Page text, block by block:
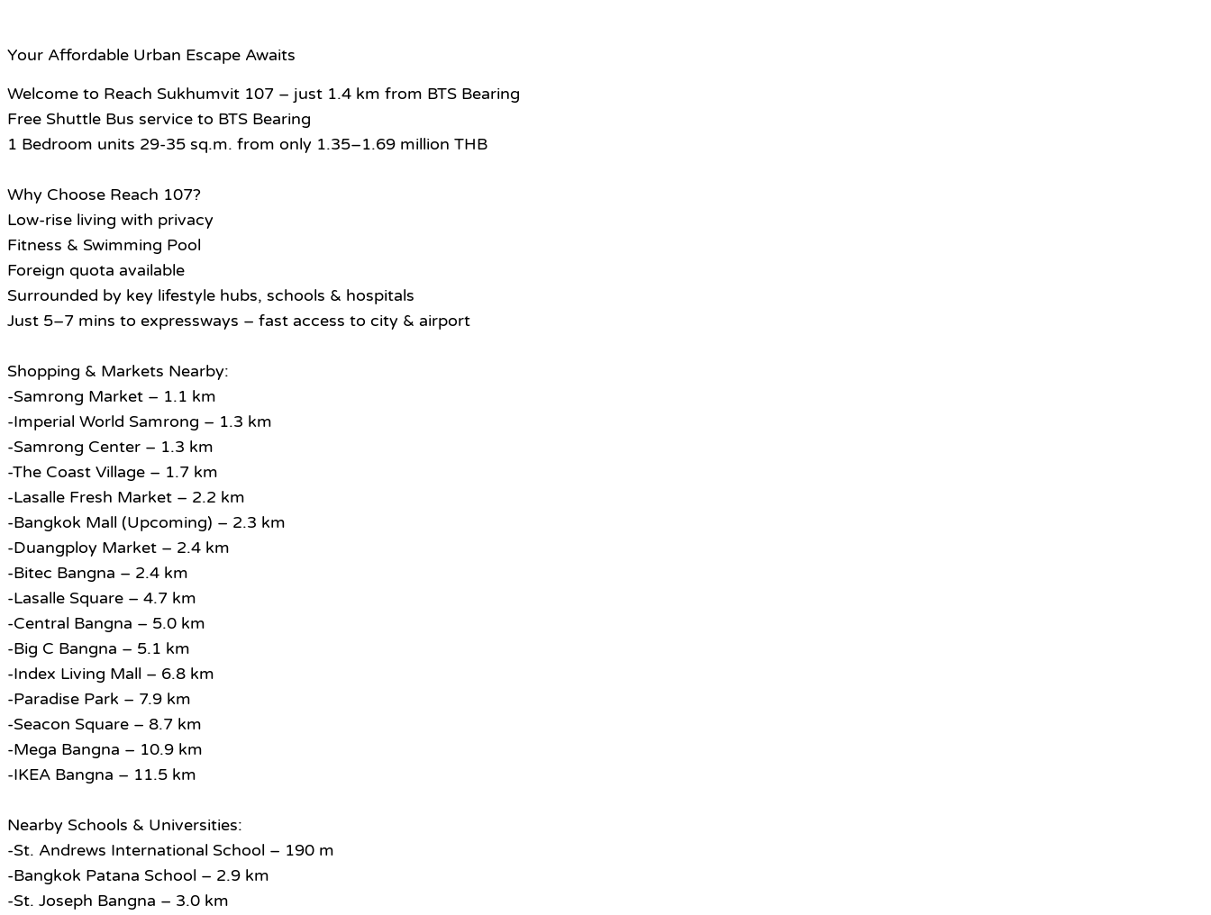
Your Affordable Urban Escape Awaits
Welcome to Reach Sukhumvit 107 – just 1.4 km from BTS Bearing
Free Shuttle Bus service to BTS Bearing
1 Bedroom units 29-35 sq.m. from only 1.35–1.69 million THB
Why Choose Reach 107?
Low-rise living with privacy
Fitness & Swimming Pool
Foreign quota available
Surrounded by key lifestyle hubs, schools & hospitals
Just 5–7 mins to expressways – fast access to city & airport
Shopping & Markets Nearby:
-Samrong Market – 1.1 km
-Imperial World Samrong – 1.3 km
-Samrong Center – 1.3 km
-The Coast Village – 1.7 km
-Lasalle Fresh Market – 2.2 km
-Bangkok Mall (Upcoming) – 2.3 km
-Duangploy Market – 2.4 km
-Bitec Bangna – 2.4 km
-Lasalle Square – 4.7 km
-Central Bangna – 5.0 km
-Big C Bangna – 5.1 km
-Index Living Mall – 6.8 km
-Paradise Park – 7.9 km
-Seacon Square – 8.7 km
-Mega Bangna – 10.9 km
-IKEA Bangna – 11.5 km
Nearby Schools & Universities:
-St. Andrews International School – 190 m
-Bangkok Patana School – 2.9 km
-St. Joseph Bangna – 3.0 km